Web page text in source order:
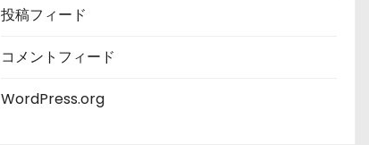
投稿フィード
コメントフィード
WordPress.org